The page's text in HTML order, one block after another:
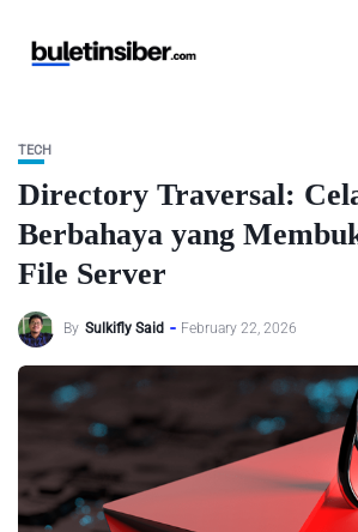
TECH
Directory Traversal:
Berbahaya yang
File Server
By Sulkifly Said February 22, 2026